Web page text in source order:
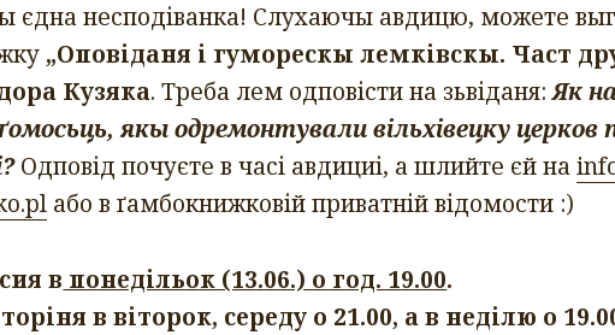
єдна несподіванка! Слухаючы авдицю, можете
„Оповіданя і гуморескы лемківскы. Част
Кузяка. Треба лем одповісти на зьвіданя:Як
, якы одремонтували вільхівецку церков
Одповід почуєте в часі авдициі, а шлийте єй на
або в ґамбокнижковій приватній відомости :)
в понедільок (13.06.) о год. 19.00.
в віторок, середу о 21.00, а в неділю о